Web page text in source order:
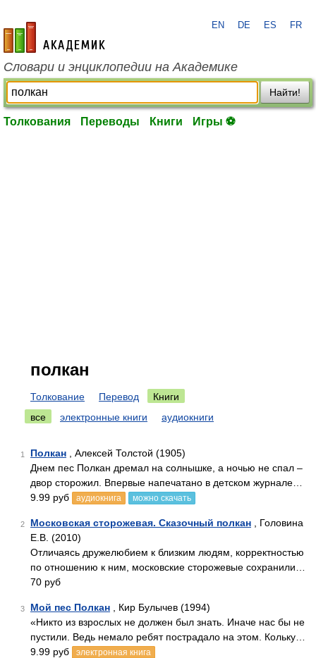
academic.ru
EN DE ES FR
Словари и энциклопедии на Академике
Найти!
Толкования Переводы Книги Игры ⚽
полкан
Толкование Перевод
Книги
все
электронные книги аудиокниги
1 Полкан , Алексей Толстой (1905)
Днем пес Полкан дремал на солнышке, а ночью не спал –
двор сторожил. Впервые напечатано в детском журнале…
9.99 руб
аудиокнига можно скачать
2 Московская сторожевая. Сказочный полкан , Головина
Е.В. (2010)
Отличаясь дружелюбием к близким людям, корректностью
по отношению к ним, московские сторожевые сохранили…
70 руб
3 Мой пес Полкан , Кир Булычев (1994)
«Никто из взрослых не должен был знать. Иначе нас бы не
пустили. Ведь немало ребят пострадало на этом. Кольку…
9.99 руб
электронная книга